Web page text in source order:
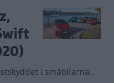
i småbilarna.